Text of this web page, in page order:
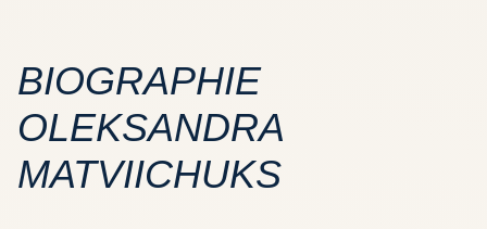
BIOGRAPHIE
OLEKSANDRA
MATVIICHUKS